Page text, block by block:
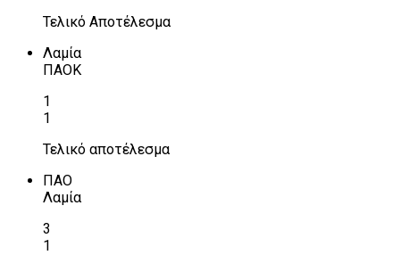
Τελικό Αποτέλεσμα
Λαμία
ΠΑΟΚ
1
1
Τελικό αποτέλεσμα
ΠΑΟ
Λαμία
3
1